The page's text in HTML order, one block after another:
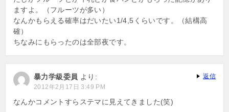
ますよ。（フルーツが多い）
なんかもらえる確率はだいたい1/4,5くらいです。（結構高
確）
ちなみにもらったのは全部夜です。
暴力学級委員 より:
2012年2月17日 3:49 PM
なんかコメントすらステマに見えてきました(笑)
返信